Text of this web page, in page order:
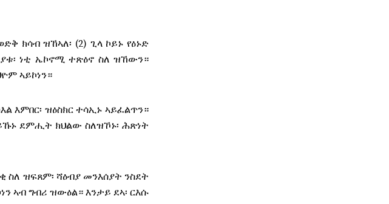
ክሳብ ዝኸኣለ፡ (2) ጊላ ኮይኑ የዕኑድ
ነቲ ኤኮኖሚ ተጽዕኖ ስለ ዝኸውን።
ኣይኮነን።
እምበር፡ ዝዕስክር ተሳኢኑ ኣይፈልጥን።
ደምሒት ክህልው ስለዝኾኑ፡ ሕጽነት
ስለ ዝፍጸም፡ ሻዕብያ መንእሰያት ንስደት
ኣብ ግብሪ ዝውዕል። እንታይ ደኣ፡ ርእሱ